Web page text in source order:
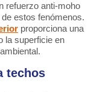
refuerzo anti-moho
estos fenómenos.
proporciona una
la superficie en
techos